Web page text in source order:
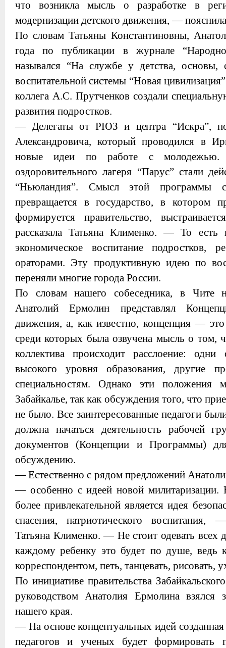
что возникла мысль о разработке в
модернизации детского движения, —
По словам Татьяны Константиновны,
года по публикации в журнале
назывался “На службе у детства, основы,
воспитательной системы “Новая
коллега А.С. Прутченков создали
развития подростков.
— Делегаты от РЮЗ и центра “Искра”,
Александровича, который проводился в
новые идеи по работе с
оздоровительного лагеря “Парус” стали
“Ньюландия”. Смысл этой программы
превращается в государство, в котором
формируется правительство,
рассказала Татьяна Клименко. — То
экономическое воспитание подростков,
ораторами. Эту продуктивную идею по
переняли многие города России.
По словам нашего собеседника, в Чите
Анатолий Ермолин представлял
движения, а, как известно, концепция —
среди которых была озвучена мысль о том,
коллектива происходит расслоение:
высокого уровня образования, другие
специальностям. Однако эти
Забайкалье, так как обсуждения того, что
не было. Все заинтересованные педагоги
должна начаться деятельность рабочей
документов (Концепции и Программы)
обсуждению.
— Естественно с рядом предложений
— особенно с идеей новой милитаризации.
более привлекательной является идея
спасения, патриотического воспитания,
Татьяна Клименко. — Не стоит одевать
каждому ребенку это будет по душе, ведь
корреспондентом, петь, танцевать,
По инициативе правительства
руководством Анатолия Ермолина взялся
нашего края.
— На основе концептуальных идей созданная
педагогов и ученых будет формировать